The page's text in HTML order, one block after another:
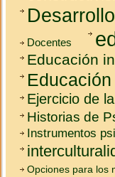
Docentes
Educación
Ejercicio de
Historias de
Instrumentos
Opciones para los